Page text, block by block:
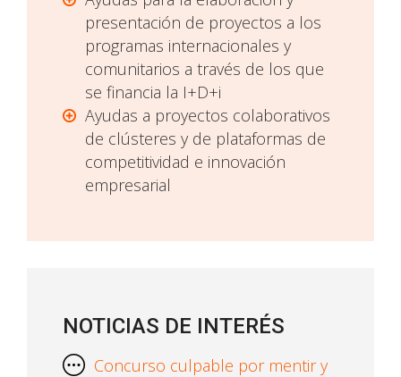
presentación de proyectos a los
programas internacionales y
comunitarios a través de los que
se financia la I+D+i
Ayudas a proyectos colaborativos
de clústeres y de plataformas de
competitividad e innovación
empresarial
NOTICIAS DE INTERÉS
Concurso culpable por mentir y